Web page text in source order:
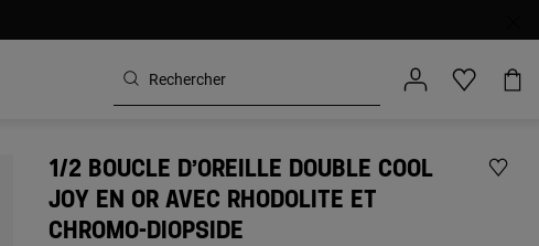
1/2 BOUCLE D’OREILLE DOUBLE COOL
JOY EN OR AVEC RHODOLITE ET
CHROMO-DIOPSIDE